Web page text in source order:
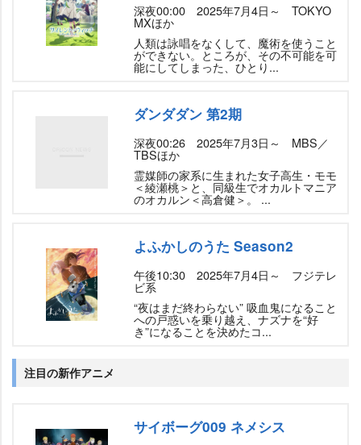
深夜00:00 2025年7月4日～ TOKYO
MXほか
人類は詠唱をなくして、魔術を使うこと
ができない。ところが、その不可能を可
能にしてしまった、ひとり...
ダンダダン 第2期
深夜00:26 2025年7月3日～ MBS／
TBSほか
霊媒師の家系に生まれた女子高生・モモ
＜綾瀬桃＞と、同級生でオカルトマニア
のオカルン＜高倉健＞。 ...
よふかしのうた Season2
午後10:30 2025年7月4日～ フジテレ
ビ系
“夜はまだ終わらない” 吸血鬼になること
への戸惑いを乗り越え、ナズナを“好
き”になることを決めたコ...
注目の新作アニメ
サイボーグ009 ネメシス